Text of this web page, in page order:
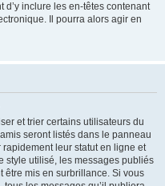
d’y inclure les en-têtes contenant
Il pourra alors agir en
et trier certains utilisateurs du
seront listés dans le panneau
leur statut en ligne et
style utilisé, les messages publiés
être mis en surbrillance. Si vous